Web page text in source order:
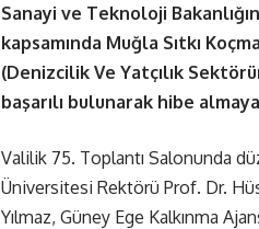
Sanayi ve Teknoloji
kapsamında Muğla Sıtkı
(Denizcilik Ve Yatçılık
başarılı bulunarak hibe
Valilik 75. Toplantı Salonunda
Üniversitesi Rektörü Prof. Dr.
Yılmaz, Güney Ege Kalkınma